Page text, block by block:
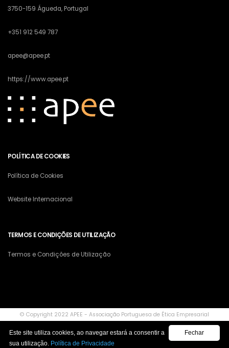
3750-159 Águeda, Portugal
+351 912 549 787
apee@apee.pt
https://www.apee.pt
POLÍTICA DE COOKIES
Política de Cookies
Website Internacional
TERMOS E CONDIÇÕES DE UTILIZAÇÃO
Termos e Condições de Utilização
© Copyright 2022 APEE - Associação Portuguesa de Ética Empresarial
Cofinanciado por:
Fechar
Este site utiliza cookies, ao navegar estará a consentir a
sua utilização. Política de Privacidade